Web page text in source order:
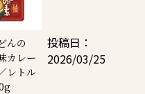
んの
カレー
レトル
投稿日
2026/03/25